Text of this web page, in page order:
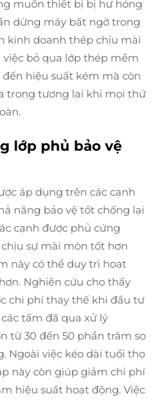
muốn thiết bị bị hư hỏng
dừng máy bất ngờ trong
kinh doanh thép chịu mài
bỏ qua lớp thép mềm
hiệu suất kém mà còn
trong tương lai khi mọi thứ
lớp phủ bảo vệ
áp dụng trên các cạnh
năng bảo vệ tốt chống lại
cạnh được phủ cứng
sự mài mòn tốt hơn
này có thể duy trì hoạt
Nghiên cứu cho thấy
chi phí thay thế khi đầu tư
tấm đã qua xử lý
từ 30 đến 50 phần trăm so
Ngoài việc kéo dài tuổi thọ
này còn giúp giảm chi phí
hiệu suất hoạt động. Việc